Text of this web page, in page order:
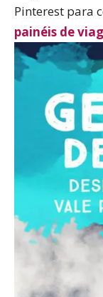
Pinterest para
painéis de